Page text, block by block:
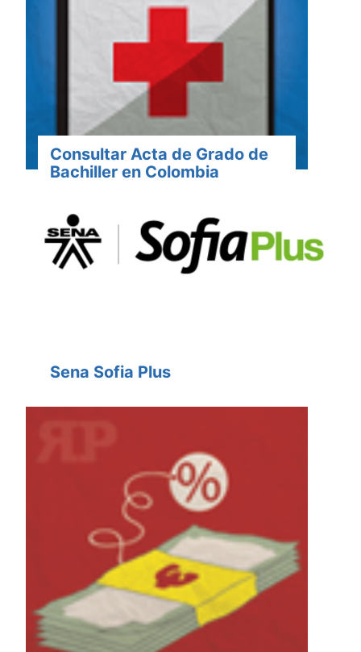
Consultar Acta de Grado de
Bachiller en Colombia
Sena Sofia Plus